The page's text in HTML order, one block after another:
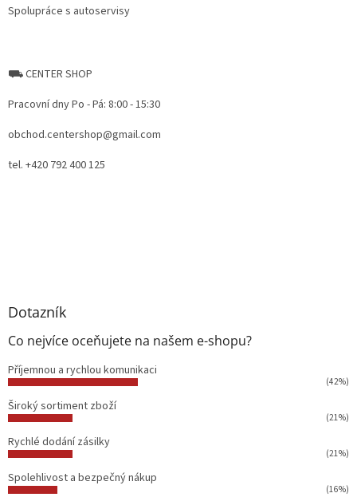
Spolupráce s autoservisy
⛟ CENTER SHOP
Pracovní dny Po - Pá: 8:00 - 15:30
obchod.centershop@gmail.com
tel. +420 792 400 125
Dotazník
Co nejvíce oceňujete na našem e-shopu?
Příjemnou a rychlou komunikaci
(42%)
Široký sortiment zboží
(21%)
Rychlé dodání zásilky
(21%)
Spolehlivost a bezpečný nákup
(16%)